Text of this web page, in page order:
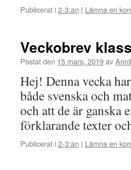
Publicerat i2-3:an | Lämna en
Veckobrev
Postat den 15 mars, 2019av
Hej! Denna vecka
både svenska och
och att de är ganska
förklarande texter
Publicerat i2-3:an | Lämna en